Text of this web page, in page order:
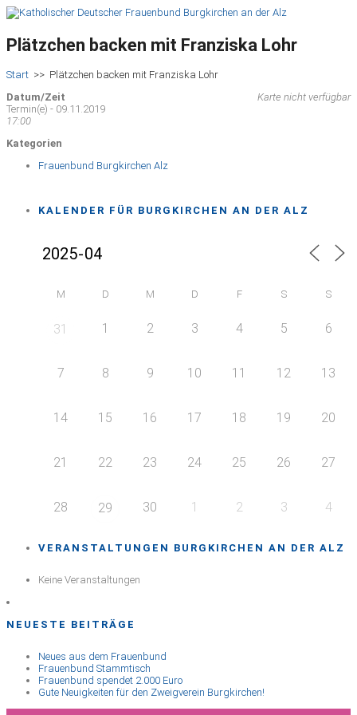
Plätzchen backen mit Franziska Lohr
Start >> Plätzchen backen mit Franziska Lohr
Karte nicht verfügbar
Datum/Zeit
Termin(e) - 09.11.2019
17:00
Kategorien
Frauenbund Burgkirchen Alz
KALENDER FÜR BURGKIRCHEN AN DER ALZ
M D M D F S S
31 1 2 3 4 5 6
7 8 9 10 11 12 13
14 15 16 17 18 19 20
21 22 23 24 25 26 27
28 29 30 1 2 3 4
VERANSTALTUNGEN BURGKIRCHEN AN DER ALZ
Keine Veranstaltungen
NEUESTE BEITRÄGE
Neues aus dem Frauenbund
Frauenbund Stammtisch
Frauenbund spendet 2.000 Euro
Gute Neuigkeiten für den Zweigverein Burgkirchen!